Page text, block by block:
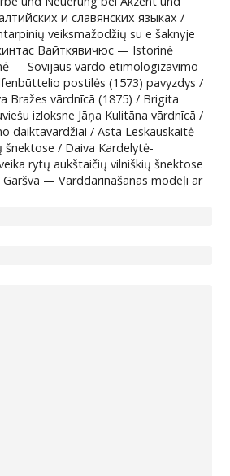
и славянских языках /
veiksmažodžių su e šaknyje
Вайткявичюс — Istorinė
— Sovijaus vardo etimologizavimo
postilės (1573) pavyzdys /
Bražes vārdnīcā (1875) / Brigita
izloksne Jāņa Kulitāna vārdnīcā /
daiktavardžiai / Asta Leskauskaitė
/ Daiva Kardelytė-
rytų aukštaičių vilniškių šnektose
— Varddarinašanas modeļi ar